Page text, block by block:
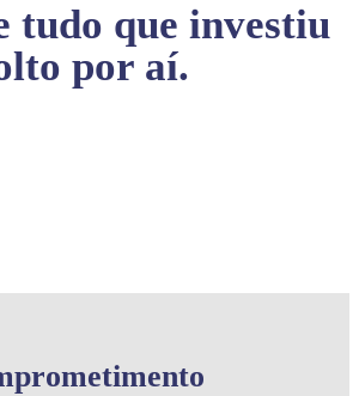
tudo que investiu
por aí.